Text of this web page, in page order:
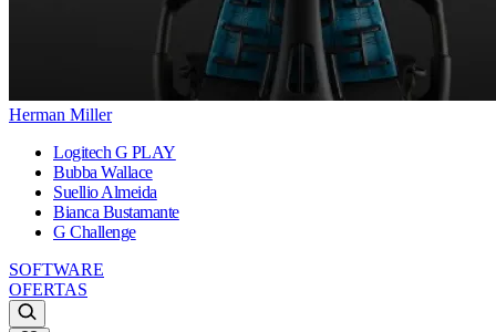
Herman Miller
Logitech G PLAY
Bubba Wallace
Suellio Almeida
Bianca Bustamante
G Challenge
SOFTWARE
OFERTAS